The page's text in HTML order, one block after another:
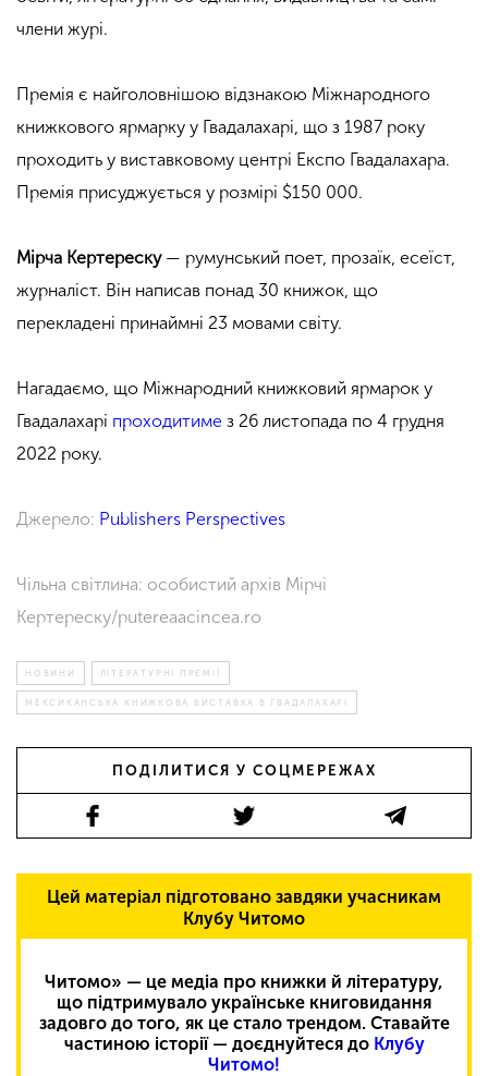
члени журі.
Премія є найголовнішою відзнакою Міжнародного
книжкового ярмарку у Гвадалахарі, що з 1987 року
проходить у виставковому центрі Експо Гвадалахара.
Премія присуджується у розмірі $150 000.
Мірча Кертереску — румунський поет, прозаїк, есеїст,
журналіст. Він написав понад 30 книжок, що
перекладені принаймні 23 мовами світу.
Нагадаємо, що Міжнародний книжковий ярмарок у
Гвадалахарі проходитиме з 26 листопада по 4 грудня
2022 року.
Джерело: Publishers Perspectives
Чільна світлина: особистий архів Мірчі
Кертереску/putereaacincea.ro
НОВИНИ ЛІТЕРАТУРНІ ПРЕМІЇ
МЕКСИКАНСЬКА КНИЖКОВА ВИСТАВКА В ГВАДАЛАХАРІ
ПОДІЛИТИСЯ У СОЦМЕРЕЖАХ
Цей матеріал підготовано завдяки учасникам
Клубу Читомо
Читомо» — це медіа про книжки й літературу,
що підтримувало українське книговидання
задовго до того, як це стало трендом. Ставайте
частиною історії — доєднуйтеся до Клубу
Читомо!